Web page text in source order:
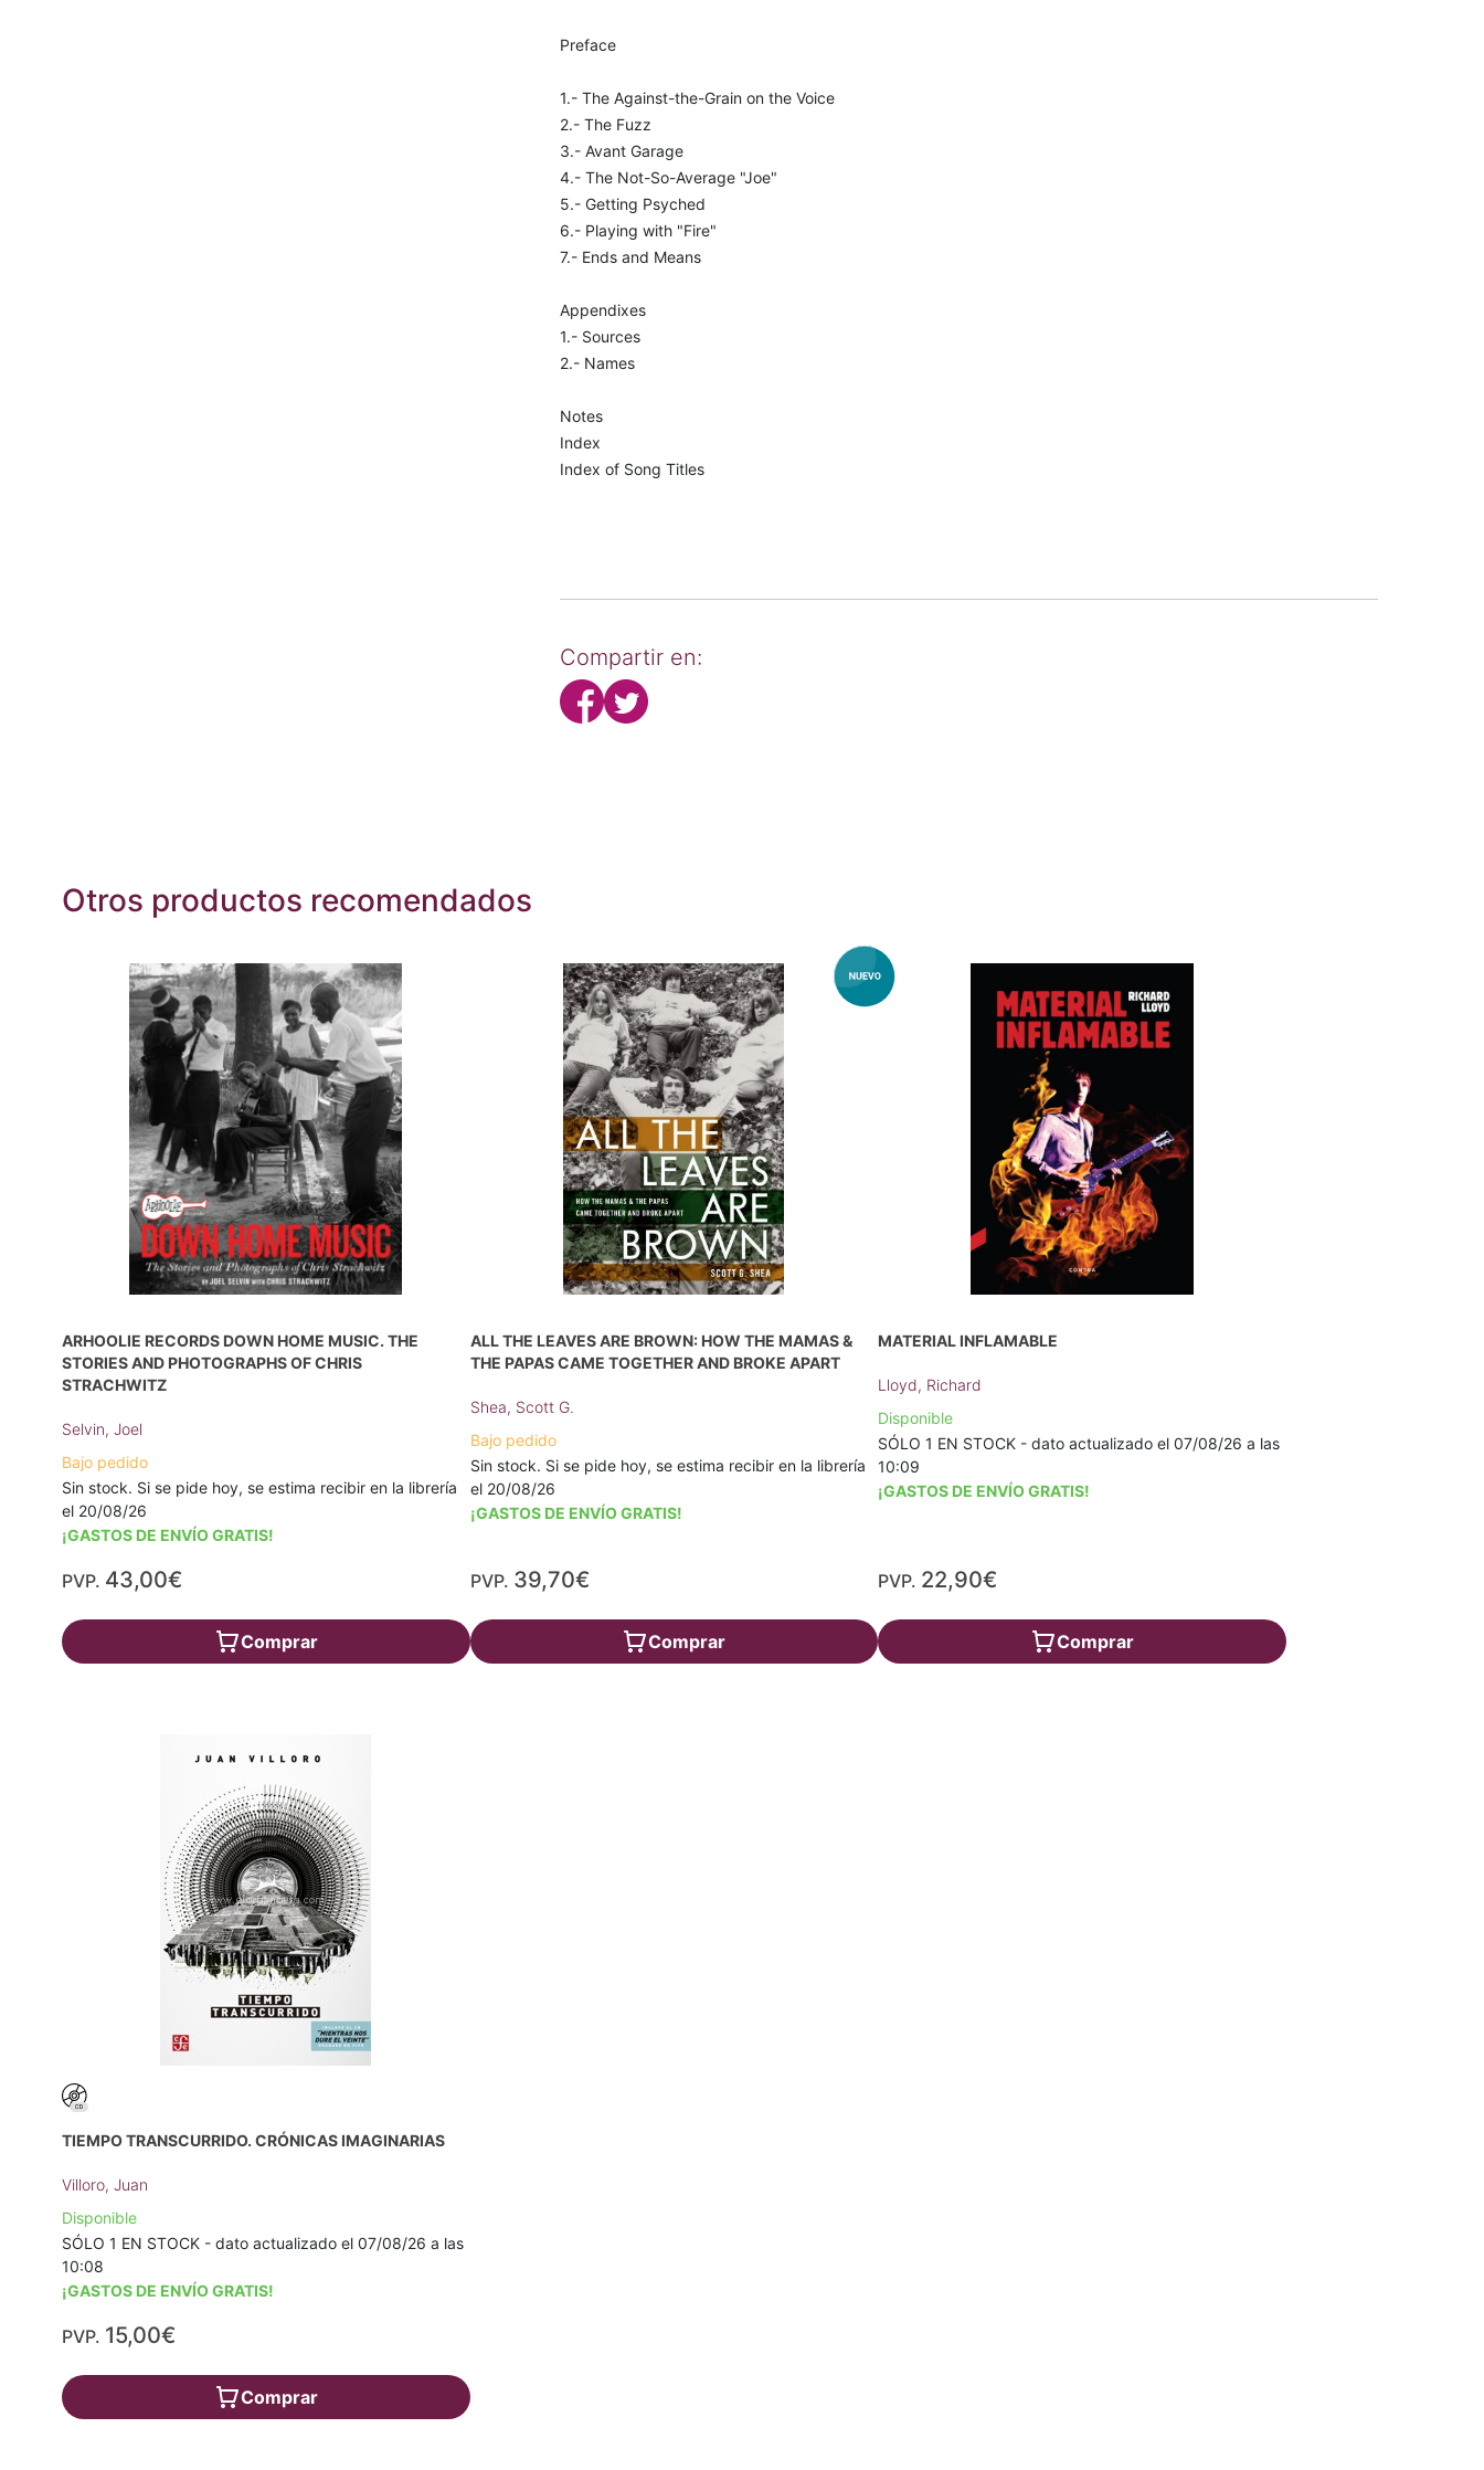
Preface
1.- The Against-the-Grain on the Voice
2.- The Fuzz
3.- Avant Garage
4.- The Not-So-Average "Joe"
5.- Getting Psyched
6.- Playing with "Fire"
7.- Ends and Means
Appendixes
1.- Sources
2.- Names
Notes
Index
Index of Song Titles
Compartir en:
Otros productos recomendados
ARHOOLIE RECORDS DOWN HOME MUSIC. THE
STORIES AND PHOTOGRAPHS OF CHRIS
STRACHWITZ
Selvin, Joel
Bajo pedido
Sin stock. Si se pide hoy, se estima recibir en la librería
el 20/08/26
¡GASTOS DE ENVÍO GRATIS!
PVP. 43,00€
Comprar
ALL THE LEAVES ARE BROWN: HOW THE MAMAS &
THE PAPAS CAME TOGETHER AND BROKE APART
Shea, Scott G.
Bajo pedido
Sin stock. Si se pide hoy, se estima recibir en la librería
el 20/08/26
¡GASTOS DE ENVÍO GRATIS!
PVP. 39,70€
Comprar
MATERIAL INFLAMABLE
Lloyd, Richard
Disponible
SÓLO 1 EN STOCK - dato actualizado el 07/08/26 a las
10:09
¡GASTOS DE ENVÍO GRATIS!
PVP. 22,90€
Comprar
TIEMPO TRANSCURRIDO. CRÓNICAS IMAGINARIAS
Villoro, Juan
Disponible
SÓLO 1 EN STOCK - dato actualizado el 07/08/26 a las
10:08
¡GASTOS DE ENVÍO GRATIS!
PVP. 15,00€
Comprar